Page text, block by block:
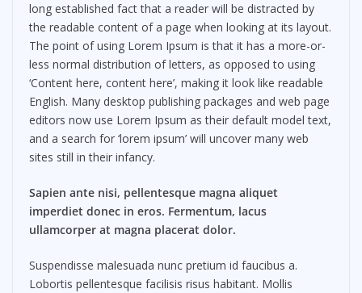
long established fact that a reader will be distracted by
the readable content of a page when looking at its layout.
The point of using Lorem Ipsum is that it has a more-or-
less normal distribution of letters, as opposed to using
‘Content here, content here’, making it look like readable
English. Many desktop publishing packages and web page
editors now use Lorem Ipsum as their default model text,
and a search for ‘lorem ipsum’ will uncover many web
sites still in their infancy.
Sapien ante nisi, pellentesque magna aliquet
imperdiet donec in eros. Fermentum, lacus
ullamcorper at magna placerat dolor.
Suspendisse malesuada nunc pretium id faucibus a.
Lobortis pellentesque facilisis risus habitant. Mollis